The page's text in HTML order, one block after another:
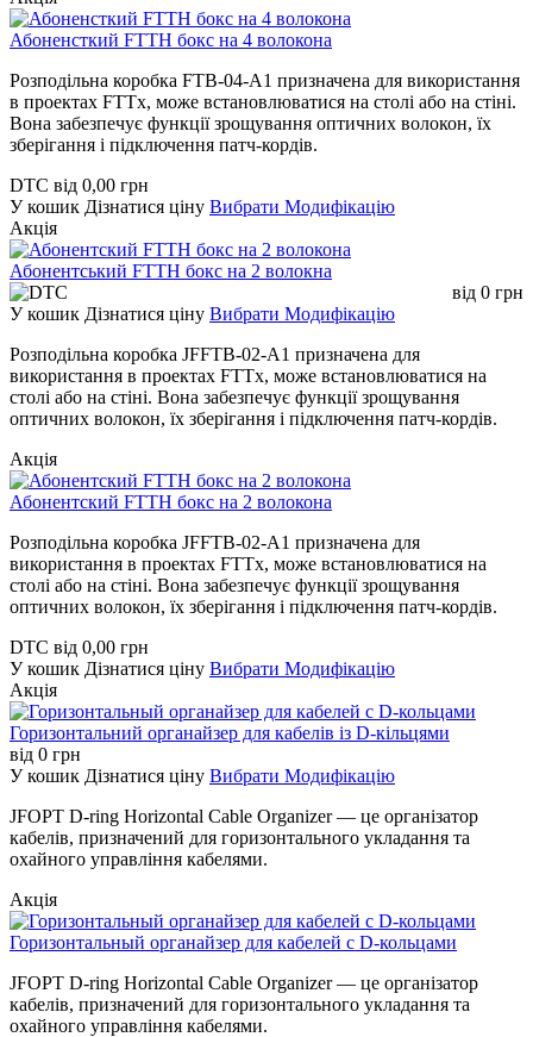
Абоненсткий FTTH бокс на 4 волокона
Розподільна коробка FTB-04-A1 призначена для використання
в проектах FTTx, може встановлюватися на столі або на стіні.
Вона забезпечує функції зрощування оптичних волокон, їх
зберігання і підключення патч-кордів.
DTC від 0,00 грн
У кошик Дізнатися ціну Вибрати Модифікацію
Акція
Абонентський FTTH бокс на 2 волокна
від 0 грн
У кошик Дізнатися ціну Вибрати Модифікацію
Розподільна коробка JFFTB-02-A1 призначена для
використання в проектах FTTx, може встановлюватися на
столі або на стіні. Вона забезпечує функції зрощування
оптичних волокон, їх зберігання і підключення патч-кордів.
Акція
Абонентский FTTH бокс на 2 волокона
Розподільна коробка JFFTB-02-A1 призначена для
використання в проектах FTTx, може встановлюватися на
столі або на стіні. Вона забезпечує функції зрощування
оптичних волокон, їх зберігання і підключення патч-кордів.
DTC від 0,00 грн
У кошик Дізнатися ціну Вибрати Модифікацію
Акція
Горизонтальний органайзер для кабелів із D-кільцями
від 0 грн
У кошик Дізнатися ціну Вибрати Модифікацію
JFOPT D-ring Horizontal Cable Organizer — це організатор
кабелів, призначений для горизонтального укладання та
охайного управління кабелями.
Акція
Горизонтальный органайзер для кабелей с D-кольцами
JFOPT D-ring Horizontal Cable Organizer — це організатор
кабелів, призначений для горизонтального укладання та
охайного управління кабелями.